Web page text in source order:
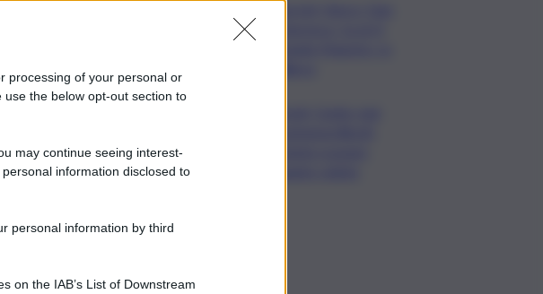
processing of your personal or
the below opt-out section to
may continue seeing interest-
information disclosed to
personal information by third
on the IAB’s List of Downstream
Guccini, Vasco: Ciao